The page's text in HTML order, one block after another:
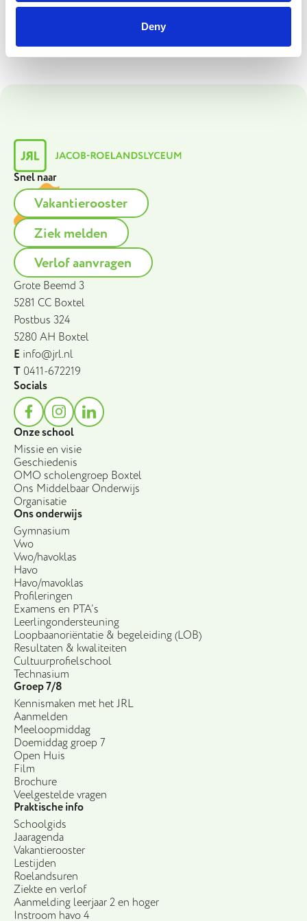
Deny
Snel naar
Vakantierooster
Ziek melden
Verlof aanvragen
Grote Beemd 3
5281 CC Boxtel
Postbus 324
5280 AH Boxtel
E info@jrl.nl
T 0411-672219
Socials
Onze school
Missie en visie
Geschiedenis
OMO scholengroep Boxtel
Ons Middelbaar Onderwijs
Organisatie
Ons onderwijs
Gymnasium
Vwo
Vwo/havoklas
Havo
Havo/mavoklas
Profileringen
Examens en PTA’s
Leerlingondersteuning
Loopbaanoriëntatie & begeleiding (LOB)
Resultaten & kwaliteiten
Cultuurprofielschool
Technasium
Groep 7/8
Kennismaken met het JRL
Aanmelden
Meeloopmiddag
Doemiddag groep 7
Open Huis
Film
Brochure
Veelgestelde vragen
Praktische info
Schoolgids
Jaaragenda
Vakantierooster
Lestijden
Roelandsuren
Ziekte en verlof
Aanmelding leerjaar 2 en hoger
Instroom havo 4